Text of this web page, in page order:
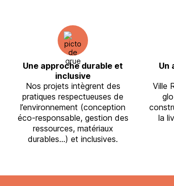
Une approche durable et
inclusive
Nos projets intègrent des
pratiques respectueuses de
l’environnement (conception
éco-responsable, gestion des
ressources, matériaux
durables…) et inclusives.
Un
Ville
la